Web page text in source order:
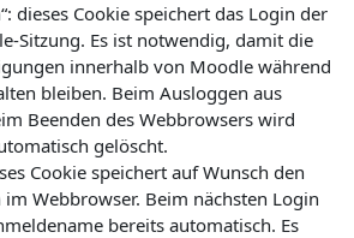
dieses Cookie speichert das Login der
Sitzung. Es ist notwendig, damit die
innerhalb von Moodle während
bleiben. Beim Ausloggen aus
Beenden des Webbrowsers wird
gelöscht.
Cookie speichert auf Wunsch den
Webbrowser. Beim nächsten Login
bereits automatisch. Es